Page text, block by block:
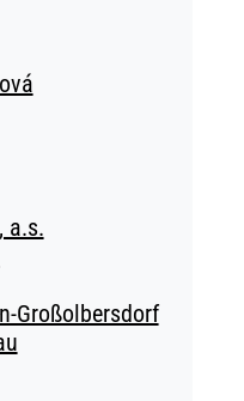
a.s.
Großolbersdorf